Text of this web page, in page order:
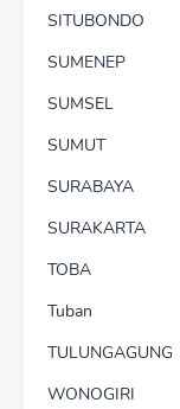
SITUBONDO
SUMENEP
SUMSEL
SUMUT
SURABAYA
SURAKARTA
TOBA
Tuban
TULUNGAGUNG
WONOGIRI